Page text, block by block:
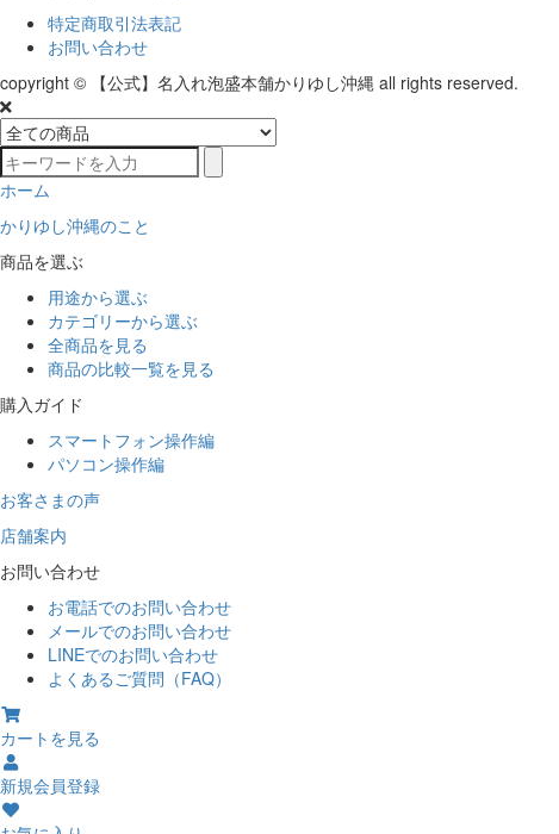
特定商取引法表記
お問い合わせ
copyright © 【公式】名入れ泡盛本舗かりゆし沖縄 all rights reserved.
ホーム
かりゆし沖縄のこと
商品を選ぶ
用途から選ぶ
カテゴリーから選ぶ
全商品を見る
商品の比較一覧を見る
購入ガイド
スマートフォン操作編
パソコン操作編
お客さまの声
店舗案内
お問い合わせ
お電話でのお問い合わせ
メールでのお問い合わせ
LINEでのお問い合わせ
よくあるご質問（FAQ）
カートを見る
新規会員登録